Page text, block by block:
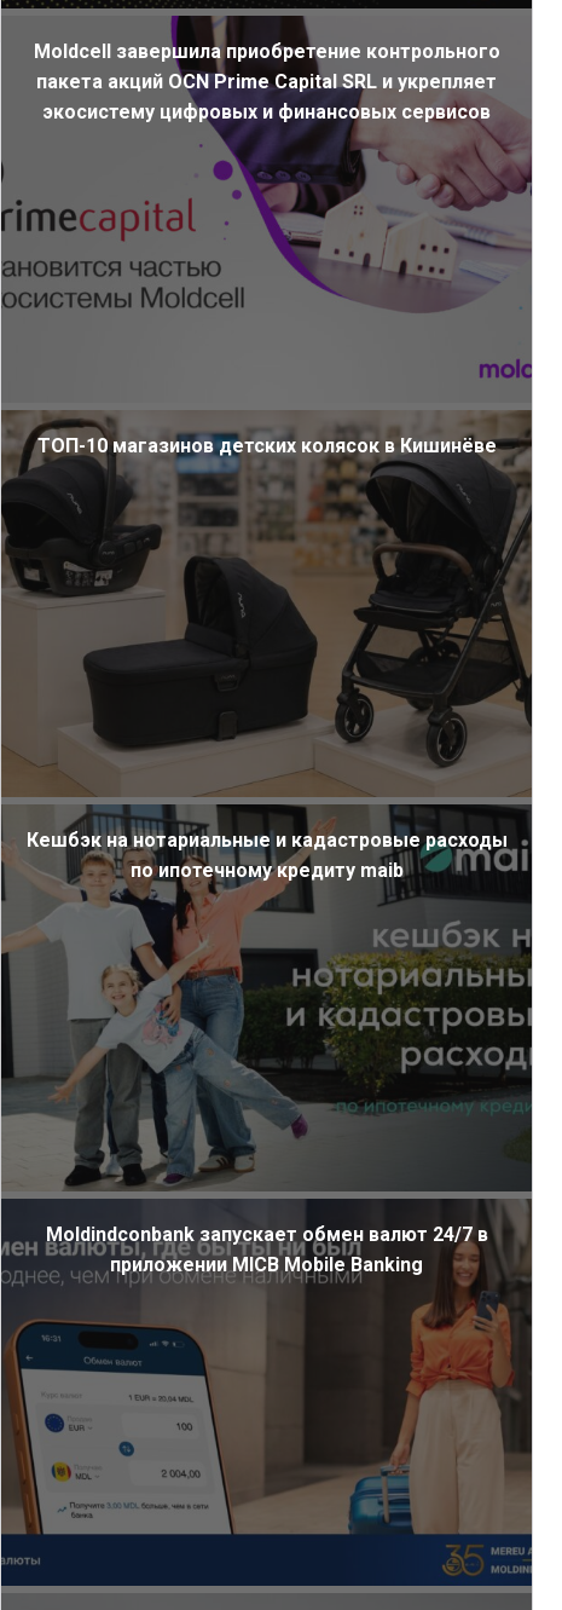
Moldcell завершила приобретение контрольного
пакета акций OCN Prime Capital SRL и укрепляет
экосистему цифровых и финансовых сервисов
ТОП-10 магазинов детских колясок в Кишинёве
Кешбэк на нотариальные и кадастровые расходы
по ипотечному кредиту maib
Moldindconbank запускает обмен валют 24/7 в
приложении MICB Mobile Banking